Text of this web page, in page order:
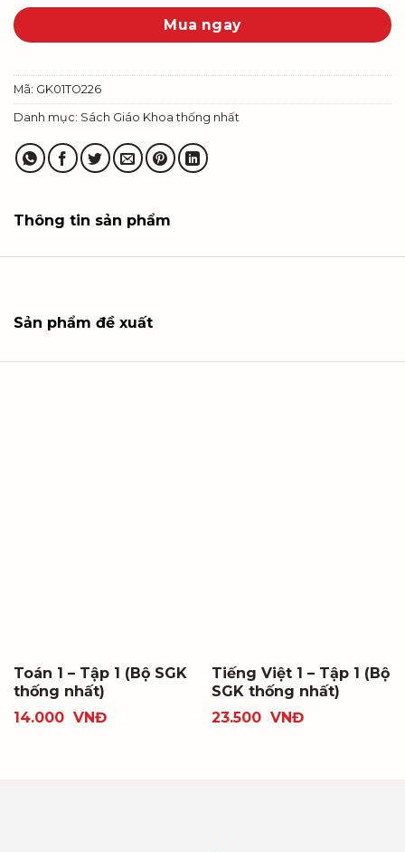
Mua ngay
Mã: GK01TO226
Danh mục: Sách Giáo Khoa thống nhất
Thông tin sản phẩm
Sản phẩm đề xuất
Toán 1 – Tập 1 (Bộ SGK
thống nhất)
14.000 VNĐ
Tiếng Việt 1 – Tập 1 (Bộ
SGK thống nhất)
23.500 VNĐ